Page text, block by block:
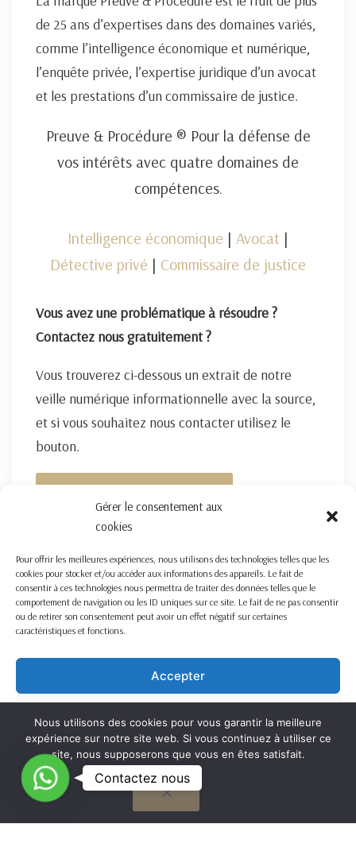
Gérer le consentement aux
cookies
Pour offrir les meilleures expériences, nous utilisons des technologies telles que les
cookies pour stocker et/ou accéder aux informations des appareils. Le fait de
consentir à ces technologies nous permettra de traiter des données telles que le
comportement de navigation ou les ID uniques sur ce site. Le fait de ne pas consentir
ou de retirer son consentement peut avoir un effet négatif sur certaines
caractéristiques et fonctions.
Accepter
Voir les préférences
Cookie Policy
de 25 ans d’expertises dans des domaines variés,
comme l’intelligence économique et numérique,
l’enquête privée, l’expertise juridique d’un avocat
et les prestations d’un commissaire de justice.
Preuve & Procédure ® Pour la défense de
vos intérêts avec quatre domaines de
compétences.
Intelligence économique | Avocat |
Détective privé | Commissaire de justice
Vous avez une problématique à résoudre ?
Contactez nous gratuitement ?
Vous trouverez ci-dessous un extrait de notre
veille numérique informationnelle avec la source,
et si vous souhaitez nous contacter utilisez le
bouton.
Nous utilisons des cookies pour vous garantir la meilleure
expérience sur notre site web. Si vous continuez à utiliser ce
site, nous supposerons que vous en êtes satisfait.
OK
C
o
n
Contactez nous